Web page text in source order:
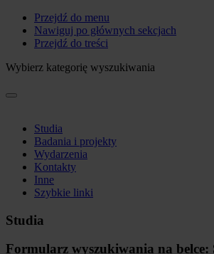
Przejdź do menu
Nawiguj po głównych sekcjach
Przejdź do treści
Wybierz kategorię wyszukiwania
Studia
Badania i projekty
Wydarzenia
Kontakty
Inne
Szybkie linki
Studia
Formularz wyszukiwania na belce: